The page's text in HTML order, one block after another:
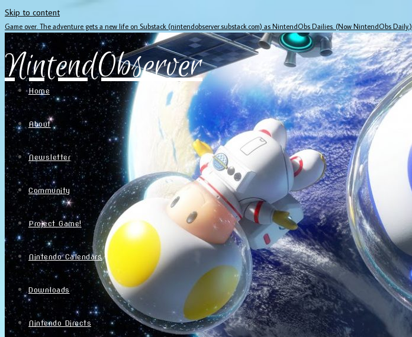
Skip to content
Game over. The adventure gets a new life on Substack (nintendobserver.substack.com) as NintendObs Dailies. (Now NintendObs Daily.)
NintendObserver
Home
About
Newsletter
Community
Project Game!
Nintendo Calendars
Downloads
Nintendo Directs